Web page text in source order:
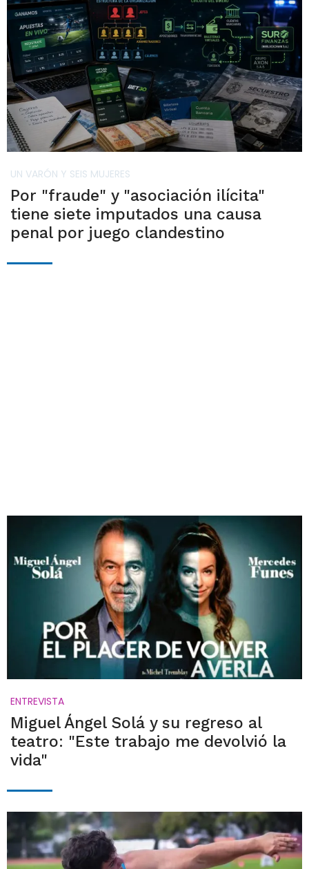
UN VARÓN Y SEIS MUJERES
Por "fraude" y "asociación ilícita"
tiene siete imputados una causa
penal por juego clandestino
ENTREVISTA
Miguel Ángel Solá y su regreso al
teatro: "Este trabajo me devolvió la
vida"